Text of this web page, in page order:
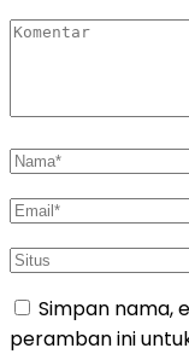
Simpan nama,
peramban ini